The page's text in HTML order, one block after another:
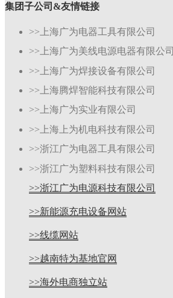
集团子公司&友情链接
>>上海广为电器工具有限公司
>>上海广为美线电源电器有限公司
>>上海广为焊接设备有限公司
>>上海腾焊智能科技有限公司
>>上海广为实业有限公司
>>上海上为机电科技有限公司
>>浙江广为电器工具有限公司
>>浙江广为塑料科技有限公司
>>浙江广为电源科技有限公司
>>新能源充电设备网站
>>线缆网站
>>越南特为基地官网
>>海外电商独立站